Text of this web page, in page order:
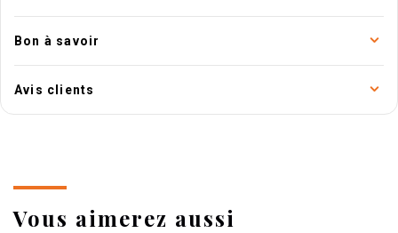
Bon à savoir
Avis clients
Vous aimerez aussi